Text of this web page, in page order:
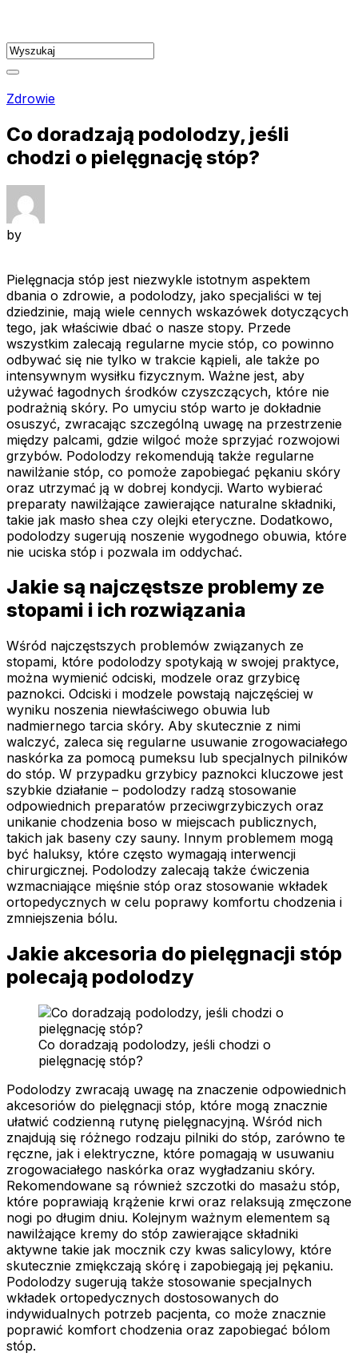
content
Zdrowie
Co doradzają podolodzy, jeśli
chodzi o pielęgnację stóp?
by
Pielęgnacja stóp jest niezwykle istotnym aspektem
dbania o zdrowie, a podolodzy, jako specjaliści w tej
dziedzinie, mają wiele cennych wskazówek dotyczących
tego, jak właściwie dbać o nasze stopy. Przede
wszystkim zalecają regularne mycie stóp, co powinno
odbywać się nie tylko w trakcie kąpieli, ale także po
intensywnym wysiłku fizycznym. Ważne jest, aby
używać łagodnych środków czyszczących, które nie
podrażnią skóry. Po umyciu stóp warto je dokładnie
osuszyć, zwracając szczególną uwagę na przestrzenie
między palcami, gdzie wilgoć może sprzyjać rozwojowi
grzybów. Podolodzy rekomendują także regularne
nawilżanie stóp, co pomoże zapobiegać pękaniu skóry
oraz utrzymać ją w dobrej kondycji. Warto wybierać
preparaty nawilżające zawierające naturalne składniki,
takie jak masło shea czy olejki eteryczne. Dodatkowo,
podolodzy sugerują noszenie wygodnego obuwia, które
nie uciska stóp i pozwala im oddychać.
Jakie są najczęstsze problemy ze
stopami i ich rozwiązania
Wśród najczęstszych problemów związanych ze
stopami, które podolodzy spotykają w swojej praktyce,
można wymienić odciski, modzele oraz grzybicę
paznokci. Odciski i modzele powstają najczęściej w
wyniku noszenia niewłaściwego obuwia lub
nadmiernego tarcia skóry. Aby skutecznie z nimi
walczyć, zaleca się regularne usuwanie zrogowaciałego
naskórka za pomocą pumeksu lub specjalnych pilników
do stóp. W przypadku grzybicy paznokci kluczowe jest
szybkie działanie – podolodzy radzą stosowanie
odpowiednich preparatów przeciwgrzybiczych oraz
unikanie chodzenia boso w miejscach publicznych,
takich jak baseny czy sauny. Innym problemem mogą
być haluksy, które często wymagają interwencji
chirurgicznej. Podolodzy zalecają także ćwiczenia
wzmacniające mięśnie stóp oraz stosowanie wkładek
ortopedycznych w celu poprawy komfortu chodzenia i
zmniejszenia bólu.
Jakie akcesoria do pielęgnacji stóp
polecają podolodzy
Co doradzają podolodzy, jeśli chodzi o
pielęgnację stóp?
Podolodzy zwracają uwagę na znaczenie odpowiednich
akcesoriów do pielęgnacji stóp, które mogą znacznie
ułatwić codzienną rutynę pielęgnacyjną. Wśród nich
znajdują się różnego rodzaju pilniki do stóp, zarówno te
ręczne, jak i elektryczne, które pomagają w usuwaniu
zrogowaciałego naskórka oraz wygładzaniu skóry.
Rekomendowane są również szczotki do masażu stóp,
które poprawiają krążenie krwi oraz relaksują zmęczone
nogi po długim dniu. Kolejnym ważnym elementem są
nawilżające kremy do stóp zawierające składniki
aktywne takie jak mocznik czy kwas salicylowy, które
skutecznie zmiękczają skórę i zapobiegają jej pękaniu.
Podolodzy sugerują także stosowanie specjalnych
wkładek ortopedycznych dostosowanych do
indywidualnych potrzeb pacjenta, co może znacznie
poprawić komfort chodzenia oraz zapobiegać bólom
stóp.